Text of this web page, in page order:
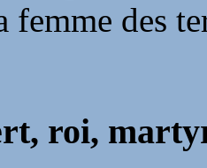
femme des
roi,